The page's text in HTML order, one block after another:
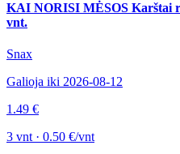
KAI NORISI MĖSOS Karštai
vnt.
Snax
Galioja iki 2026-08-12
1.49 €
3 vnt · 0.50 €/vnt